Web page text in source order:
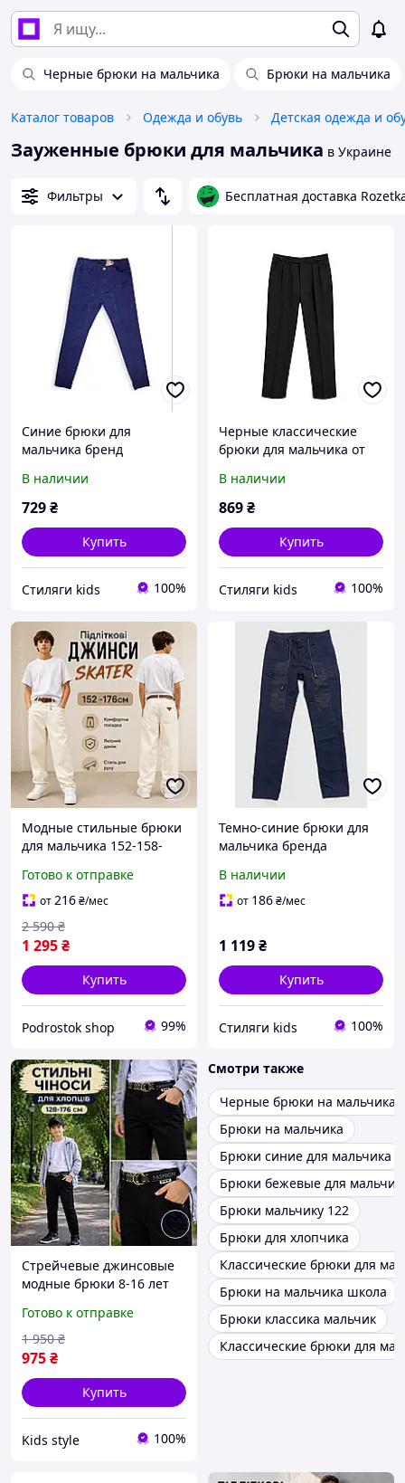
Черные брюки на мальчика Брюки на мальчика
Каталог товаров Одежда и обувь Детская одежда и
Зауженные брюки для мальчика в Украине
Фильтры Бесплатная доставка
Синие брюки для
мальчика бренд
В наличии
729₴
Купить
Стиляги kids 100%
Черные классические
брюки для мальчика от
В наличии
869₴
Купить
Стиляги kids 100%
Модные стильные брюки
для мальчика 152-158-
белые, зауженные
джинсы детские на весну
хорошего качества
Готово к отправке
от216₴/мес
1 295₴
2 590 ₴
Купить
Podrostok shop 99%
Темно-синие брюки для
мальчика бренда
В наличии
от 186₴/мес
1 119₴
Купить
Стиляги kids 100%
Стрейчевые джинсовые
модные брюки 8-16 лет
подростков , черные
классические зауженные
топ штаны для парней в
школу
Готово к отправке
975₴
1 950 ₴
Купить
Kids style 100%
Смотри также
Черные брюки на мальчика
Брюки на мальчика
Брюки синие для мальчика
Брюки бежевые для
Брюки мальчику 122
Брюки для хлопчика
Классические брюки для
Брюки на мальчика школа
Брюки классика мальчик
Классические брюки для